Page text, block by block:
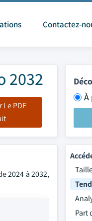
Contactez-
2032
Le PDF
À
2024 à 2032,
Part